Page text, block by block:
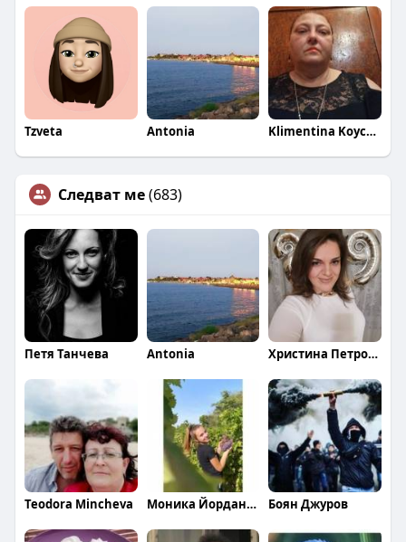
Tzveta Antonia Klimentina Koycheva
Следват ме(683)
Петя Танчева Antonia Христина Петрова
Teodora Mincheva Моника Йорданова Боян Джуров